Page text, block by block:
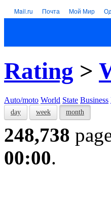
Mail.ru Почта Мой Мир
Rating >
Auto/moto World State Business
day week month
248,738
00:00.